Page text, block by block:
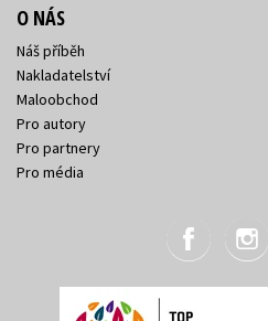
O NÁS
Náš příběh
Nakladatelství
Maloobchod
Pro autory
Pro partnery
Pro média